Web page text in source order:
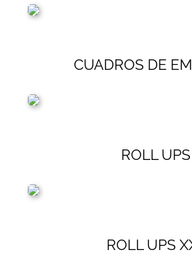
CUADROS DE
ROLL UPS
ROLL UPS